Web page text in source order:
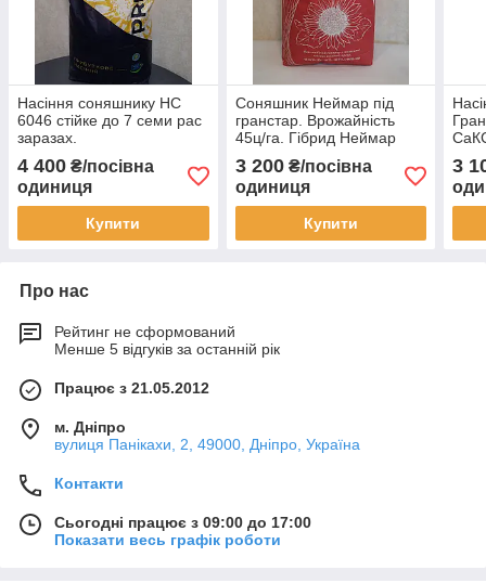
Насіння соняшнику НС
6046 стійке до 7 семи рас
заразах.
АВАЛОН 5,3т/га. Преміум
4 400 ₴/посівна
одиниця
Купити
Соняшник Неймар під
гранстар. Врожайність
45ц/га. Гібрид Неймар
рас вовчка A-G.
3 200₴/посівна
одиниця
Купити
3
Про нас
Рейтинг не сформований
Менше 5 відгуків за останній рік
Працює з 21.05.2012
м. Дніпро
вулиця Панікахи, 2, 49000, Дніпро, Україна
Контакти
Сьогодні працює з 09:00 до 17:00
Показати весь графік роботи